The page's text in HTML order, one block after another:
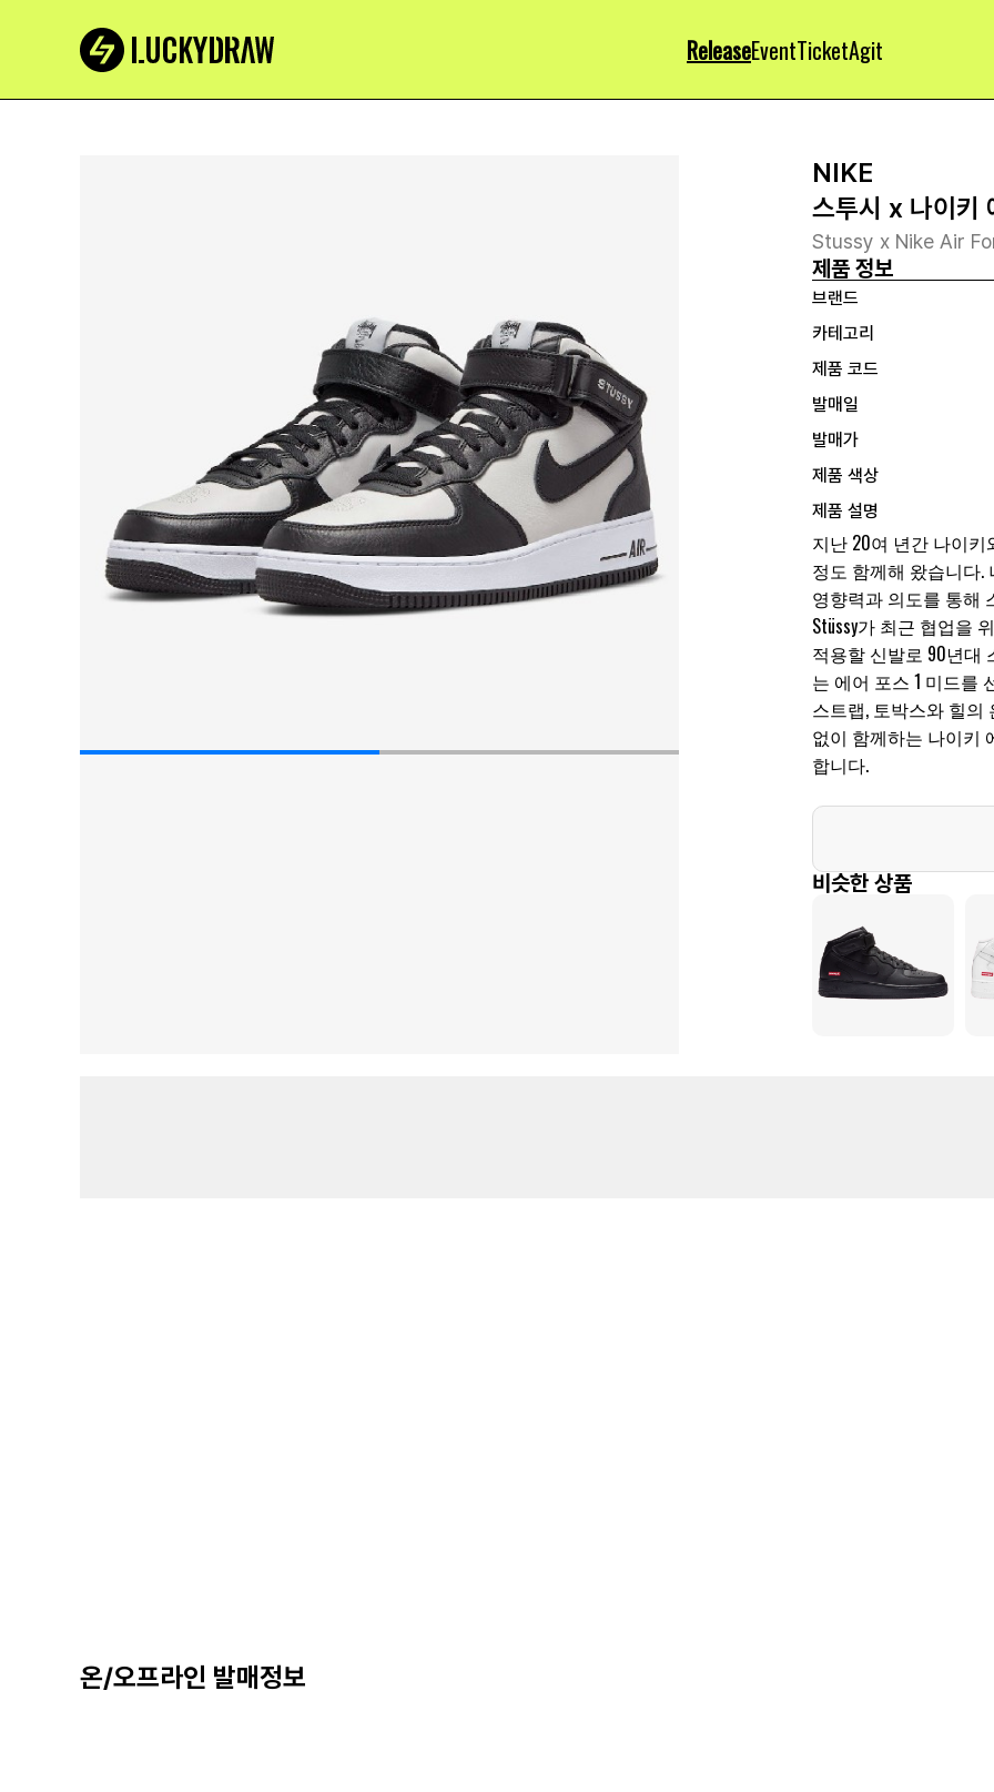
ReleaseEventTicketAgit
NIKE
스투시 x 나이키
Stussy x Nike Air
제품 정보
브랜드
카테고리
제품 코드
발매일
발매가
제품 색상
제품 설명
지난 20여 년간 나이키
정도 함께해 왔습니다.
영향력과 의도를 통해
Stüssy가 최근 협업을
적용할 신발로 90년대
는 에어 포스 1 미드를
스트랩, 토박스와 힐의
없이 함께하는 나이키
합니다.
비슷한 상품
온/오프라인 발매정보